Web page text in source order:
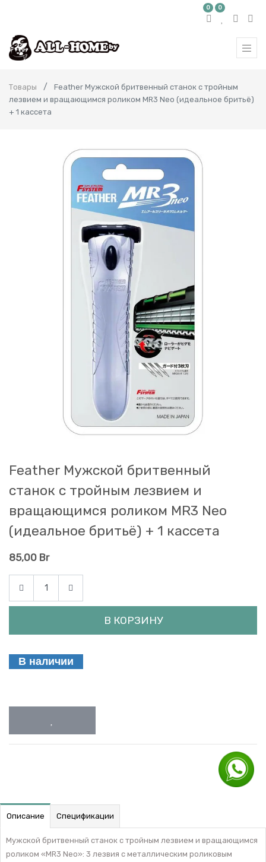
0 0
Товары
Feather Мужской бритвенный станок с тройным
лезвием и вращающимся роликом MR3 Neo (идеальное бритьё)
+ 1 кассета
Feather Мужской бритвенный
станок с тройным лезвием и
вращающимся роликом MR3 Neo
(идеальное бритьё) + 1 кассета
85,00 Br
В КОРЗИНУ
В наличии
Описание Спецификации
Мужской бритвенный станок с тройным лезвием и вращающимся
роликом «MR3 Neo»: 3 лезвия с металлическим роликовым